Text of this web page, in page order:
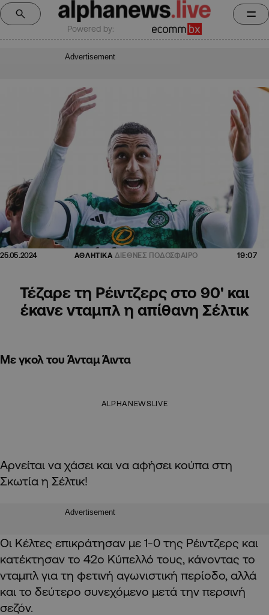
Powered by:
Advertisement
25.05.2024 ΑΘΛΗΤΙΚΑ ΔΙΕΘΝΕΣ ΠΟΔΟΣΦΑΙΡΟ 19:07
Τέζαρε τη Ρέιντζερς στο 90' και
έκανε νταμπλ η απίθανη Σέλτικ
Με γκολ του Άνταμ Άιντα
ALPHANEWSLIVE
Αρνείται να χάσει και να αφήσει κούπα στη
Σκωτία η Σέλτικ!
Advertisement
Οι Κέλτες επικράτησαν με 1-0 της Ρέιντζερς και
κατέκτησαν το 42ο Κύπελλό τους, κάνοντας το
νταμπλ για τη φετινή αγωνιστική περίοδο, αλλά
και το δεύτερο συνεχόμενο μετά την περσινή
σεζόν.